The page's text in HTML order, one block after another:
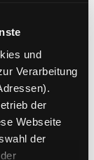
und
Verarbeitung
der
Webseite
der
–
und